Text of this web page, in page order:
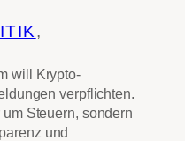
will Krypto-
verpflichten.
Steuern, sondern
und